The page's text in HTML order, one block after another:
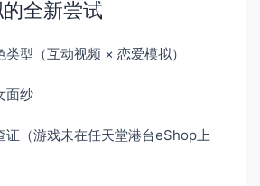
全新尝试
类型（互动视频 × 恋爱模拟）
面纱
证（游戏未在任天堂港台eShop上